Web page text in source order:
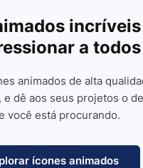
a todos
animados de alta
dê aos seus projetos o
você está procurando.
ícones animados